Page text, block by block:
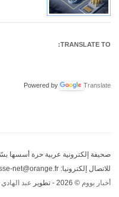
TRANSLATE TO:
Powered by Translate
صحيفة إلكترونية عربية حرة أسسها بسّام
للاتصال إلكترونيا: presse-net@orange.fr
أخبار بووم © 2026 - تطوير عبد